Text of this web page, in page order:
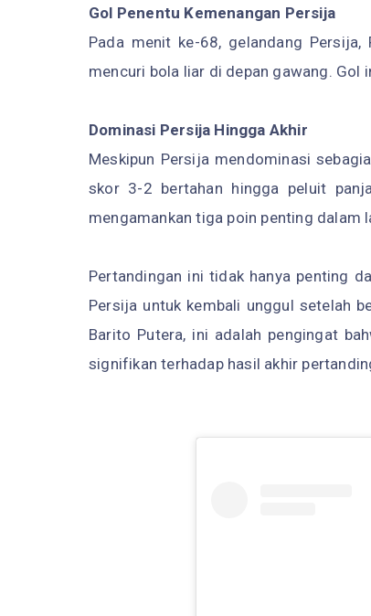
Gol Penentu Kemenangan Persija
Pada menit ke-68, gelandang Persija,
mencuri bola liar di depan gawang. Gol
Dominasi Persija Hingga Akhir
Meskipun Persija mendominasi
skor 3-2 bertahan hingga peluit
mengamankan tiga poin penting dalam
Pertandingan ini tidak hanya penting
Persija untuk kembali unggul setelah
Barito Putera, ini adalah pengingat
signifikan terhadap hasil akhir